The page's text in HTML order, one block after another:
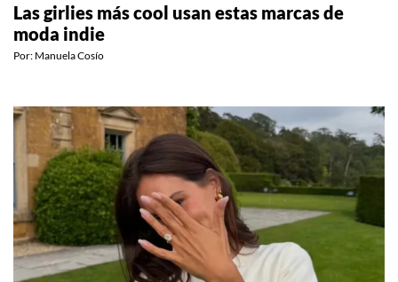
Las girlies más cool usan estas marcas de
moda indie
Por: Manuela Cosío